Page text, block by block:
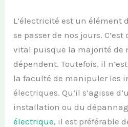
L’électricité est un élément
se passer de nos jours.
vital puisque la majorité de
dépendent. Toutefois, il
la faculté de manipuler les
électriques. Qu’il s’agisse
installation ou du
électrique, il est préférable